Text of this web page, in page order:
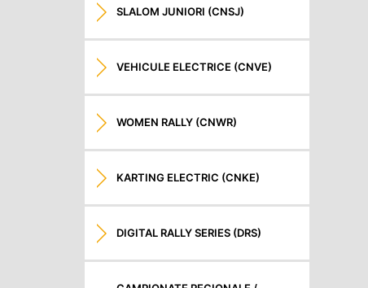
SLALOM JUNIORI (CNSJ)
VEHICULE ELECTRICE (CNVE)
WOMEN RALLY (CNWR)
KARTING ELECTRIC (CNKE)
DIGITAL RALLY SERIES (DRS)